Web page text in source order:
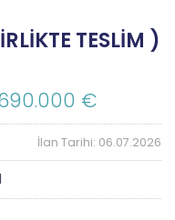
TESLİM )
€
İlan Tarihi: 06.07.2026